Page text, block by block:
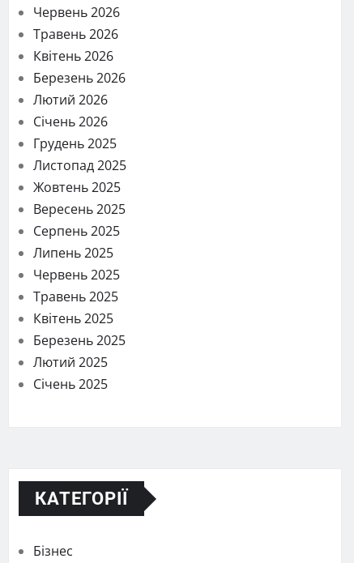
Червень 2026
Травень 2026
Квітень 2026
Березень 2026
Лютий 2026
Січень 2026
Грудень 2025
Листопад 2025
Жовтень 2025
Вересень 2025
Серпень 2025
Липень 2025
Червень 2025
Травень 2025
Квітень 2025
Березень 2025
Лютий 2025
Січень 2025
КАТЕГОРІЇ
Бізнес